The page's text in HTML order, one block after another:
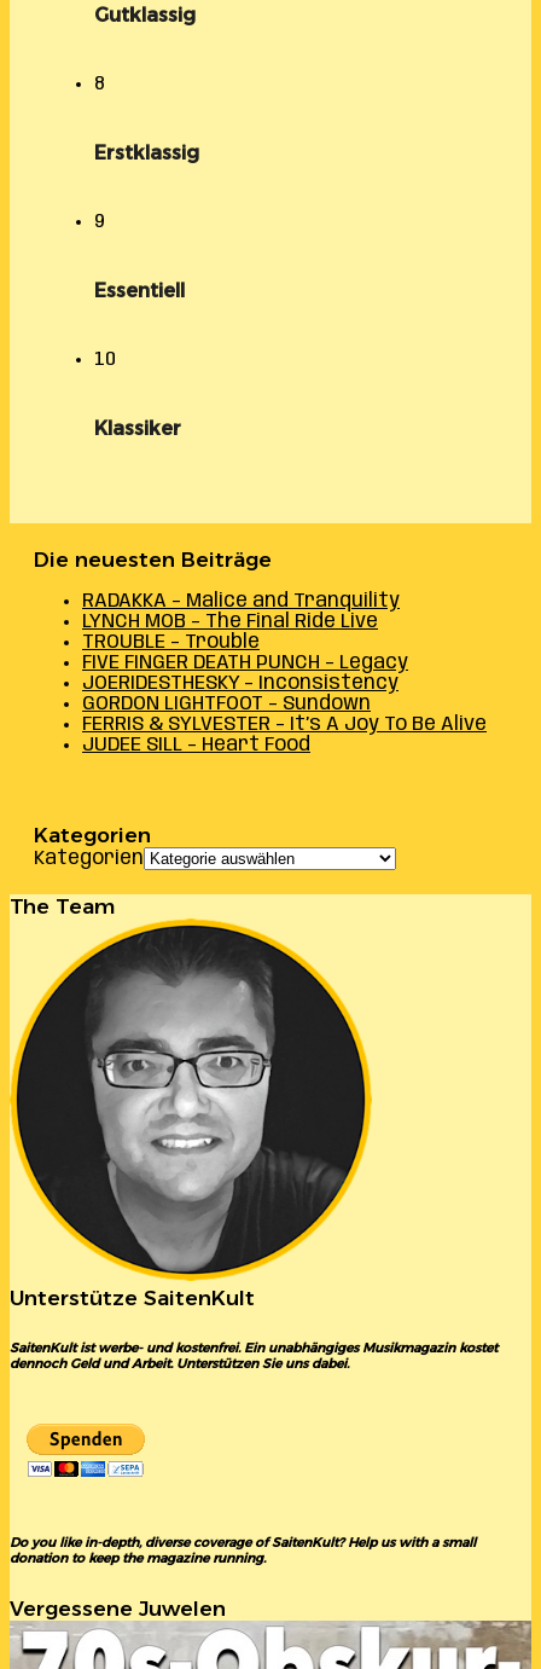
Gutklassig
8
Erstklassig
9
Essentiell
10
Klassiker
Die neuesten Beiträge
RADAKKA – Malice and Tranquility
LYNCH MOB – The Final Ride Live
TROUBLE – Trouble
FIVE FINGER DEATH PUNCH – Legacy
JOERIDESTHESKY – Inconsistency
GORDON LIGHTFOOT – Sundown
FERRIS & SYLVESTER – It’s A Joy To Be Alive
JUDEE SILL – Heart Food
Kategorien
Kategorien
The Team
Unterstütze SaitenKult
SaitenKult ist werbe- und kostenfrei. Ein unabhängiges Musikmagazin kostet
dennoch Geld und Arbeit. Unterstützen Sie uns dabei.
Do you like in-depth, diverse coverage of SaitenKult? Help us with a small
donation to keep the magazine running.
Vergessene Juwelen